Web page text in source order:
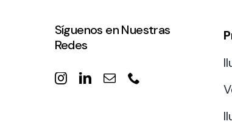
Síguenos en Nuestras
Redes